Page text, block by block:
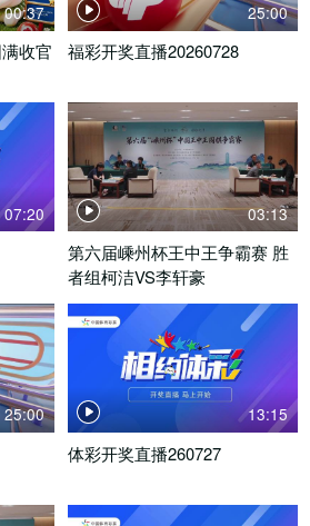
00:37
收官
25:00
福彩开奖直播20260728
07:20 03:13
第六届嵊州杯王中王争霸赛 胜
者组柯洁VS李轩豪
25:00 13:15
体彩开奖直播260727